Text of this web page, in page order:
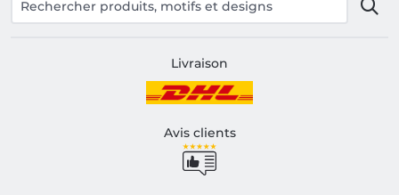
Livraison
Avis clients